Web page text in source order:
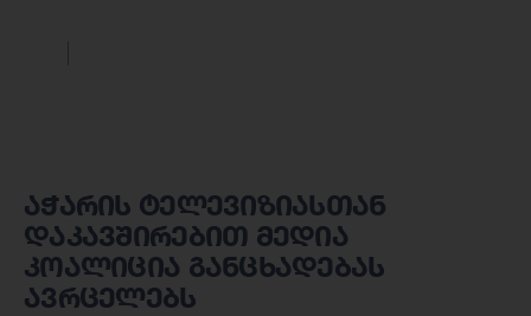
აჭარის ტელევიზიასთან
დაკავშირებით მედია
კოალიცია განცხადებას
ავრცელებს